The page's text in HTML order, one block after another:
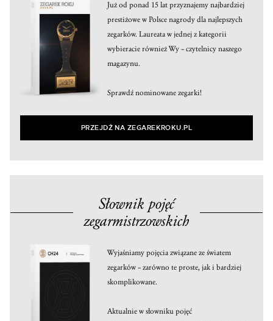
Już od ponad 15 lat przyznajemy najbardziej
prestiżowe w Polsce nagrody dla najlepszych
zegarków. Laureata w jednej z kategorii
wybieracie również Wy – czytelnicy naszego
magazynu.
Sprawdź nominowane zegarki!
PRZEJDŹ NA ZEGAREKROKU.PL
Słownik pojęć
zegarmistrzowskich
Wyjaśniamy pojęcia związane ze światem
zegarków – zarówno te proste, jak i bardziej
skomplikowane.
Aktualnie w słowniku pojęć